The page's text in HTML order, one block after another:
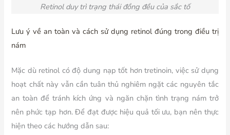
Retinol duy trì trạng thái đồng đều của sắc tố
Lưu ý về an toàn và cách sử dụng retinol đúng trong điều trị
nám
Mặc dù retinol có độ dung nạp tốt hơn tretinoin, việc sử dụng
hoạt chất này vẫn cần tuân thủ nghiêm ngặt các nguyên tắc
an toàn để tránh kích ứng và ngăn chặn tình trạng nám trở
nên phức tạp hơn. Để đạt được hiệu quả tối ưu, bạn nên thực
hiện theo các hướng dẫn sau: